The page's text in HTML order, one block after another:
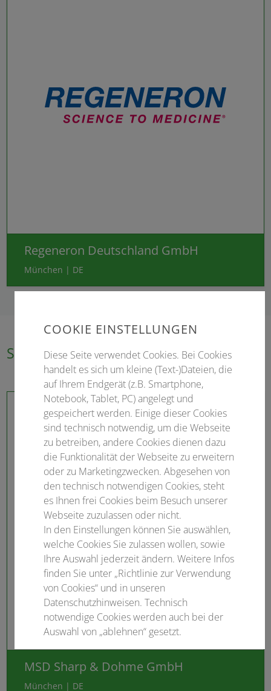
Regeneron Deutschland GmbH
München | DE
Silbersponsoren
MSD Sharp & Dohme GmbH
München | DE
COOKIE EINSTELLUNGEN
Diese Seite verwendet Cookies. Bei Cookies
handelt es sich um kleine (Text-)Dateien, die
auf Ihrem Endgerät (z.B. Smartphone,
Notebook, Tablet, PC) angelegt und
gespeichert werden. Einige dieser Cookies
sind technisch notwendig, um die Webseite
zu betreiben, andere Cookies dienen dazu
die Funktionalität der Webseite zu erweitern
oder zu Marketingzwecken. Abgesehen von
den technisch notwendigen Cookies, steht
es Ihnen frei Cookies beim Besuch unserer
Webseite zuzulassen oder nicht.
In den Einstellungen können Sie auswählen,
welche Cookies Sie zulassen wollen, sowie
Ihre Auswahl jederzeit ändern. Weitere Infos
finden Sie unter „Richtlinie zur Verwendung
von Cookies“ und in unseren
Datenschutzhinweisen. Technisch
notwendige Cookies werden auch bei der
Auswahl von „ablehnen“ gesetzt.
Notwendige Cookies